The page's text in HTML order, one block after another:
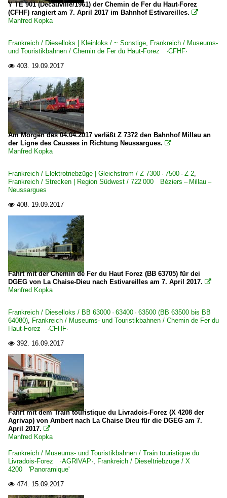
Y TE 901 (Decauville/1961) der Chemin de Fer du Haut-Forez
(CFHF) rangiert am 7. April 2017 im Bahnhof Estivareilles. 
Manfred Kopka
Frankreich / Dieselloks | Kleinloks / ~ Sonstige, Frankreich / Museums-
und Touristikbahnen / Chemin de Fer du Haut-Forez ·CFHF·
 403. 19.09.2017
Am Morgen des 04.04.2017 verläßt Z 7372 den Bahnhof Millau an
der Ligne des Causses in Richtung Neussargues. 
Manfred Kopka
Frankreich / Elektrotriebzüge | Gleichstrom / Z 7300 · 7500 · Z 2,
Frankreich / Strecken | Region Südwest / 722 000 Béziers – Millau –
Neussargues
 408. 19.09.2017
Fahrt mit der Chemin de Fer du Haut Forez (BB 63705) für dei
DGEG von La Chaise-Dieu nach Estivareilles am 7. April 2017. 
Manfred Kopka
Frankreich / Dieselloks / BB 63000 · 63400 · 63500 (BB 63500 bis BB
64080), Frankreich / Museums- und Touristikbahnen / Chemin de Fer du
Haut-Forez ·CFHF·
 392. 16.09.2017
Fahrt mit dem Train touristique du Livradois-Forez (X 4208 der
Agrivap) von Ambert nach La Chaise Dieu für die DGEG am 7.
April 2017. 
Manfred Kopka
Frankreich / Museums- und Touristikbahnen / Train touristique du
Livradois-Forez ·AGRIVAP·, Frankreich / Dieseltriebzüge / X
4200 'Panoramique'
 474. 15.09.2017